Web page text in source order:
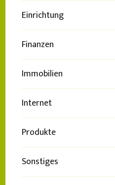
Einrichtung
Finanzen
Immobilien
Internet
Produkte
Sonstiges